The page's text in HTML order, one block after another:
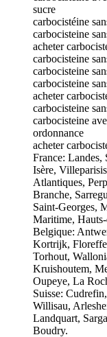
sucre
carbocistéine
carbocisteine
acheter
carbocisteine
carbocisteine
carbocisteine
acheter
carbocisteine
carbocisteine
ordonnance
acheter
France: Landes,
Isère,
Atlantiques,
Branche,
Saint-Georges,
Maritime,
Belgique:
Kortrijk,
Torhout,
Kruishoutem,
Oupeye, La
Suisse:
Willisau,
Landquart,
Boudry.